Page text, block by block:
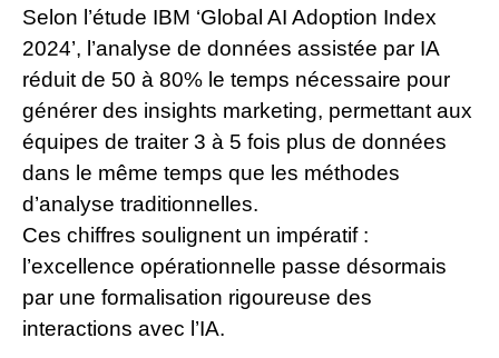
Selon l’étude IBM ‘Global AI Adoption Index
2024’, l’analyse de données assistée par IA
réduit de 50 à 80% le temps nécessaire pour
générer des insights marketing, permettant aux
équipes de traiter 3 à 5 fois plus de données
dans le même temps que les méthodes
d’analyse traditionnelles.
Ces chiffres soulignent un impératif :
l’excellence opérationnelle passe désormais
par une formalisation rigoureuse des
interactions avec l’IA.